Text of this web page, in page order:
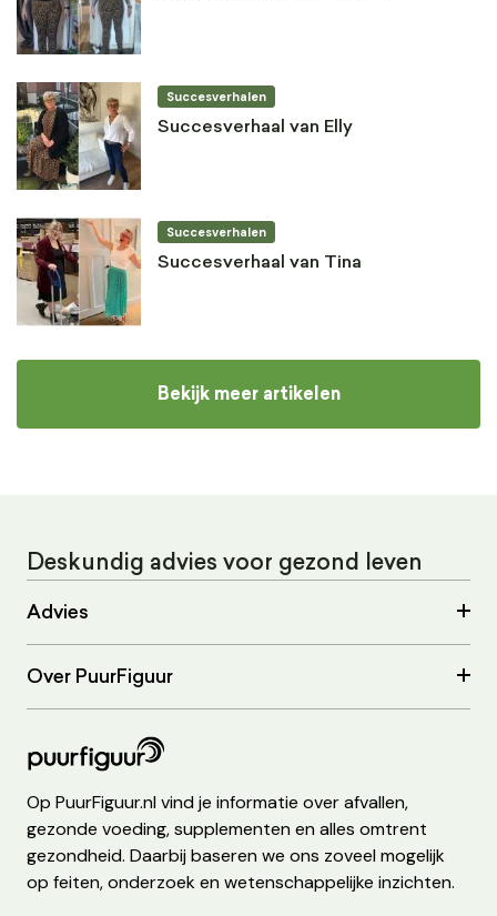
Succesverhalen
Succesverhaal van Elly
Succesverhalen
Succesverhaal van Tina
Bekijk meer artikelen
Deskundig advies voor gezond leven
Advies
Over PuurFiguur
Op PuurFiguur.nl vind je informatie over afvallen,
gezonde voeding, supplementen en alles omtrent
gezondheid. Daarbij baseren we ons zoveel mogelijk
op feiten, onderzoek en wetenschappelijke inzichten.